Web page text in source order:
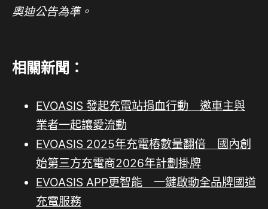
奧迪公告為準。
相關新聞：
EVOASIS 發起充電站捐血行動 邀車主與
業者一起讓愛流動
EVOASIS 2025年充電樁數量翻倍 國內創
始第三方充電商2026年計劃掛牌
EVOASIS APP更智能 一鍵啟動全品牌國道
充電服務